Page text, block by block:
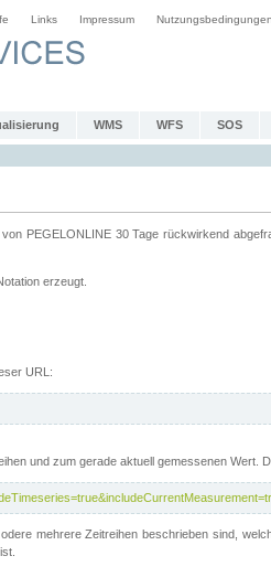
Links Impressum Nutzungsbedingungen
WMS WFS SOS
PEGELONLINE 30 Tage rückwirkend
erzeugt.
URL:
und zum gerade aktuell gemessenen Wert.
odere mehrere Zeitreihen beschrieben sind,